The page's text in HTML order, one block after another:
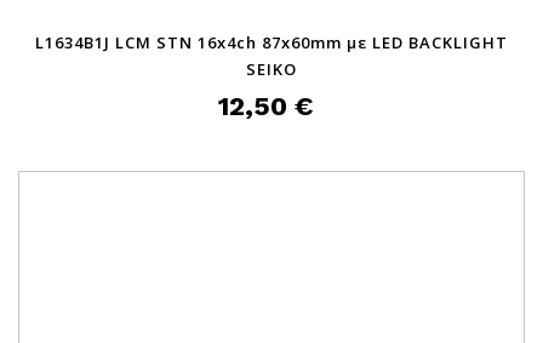
L1634B1J LCM STN 16x4ch 87x60mm με LED BACKLIGHT
SEIKO
12,50 €